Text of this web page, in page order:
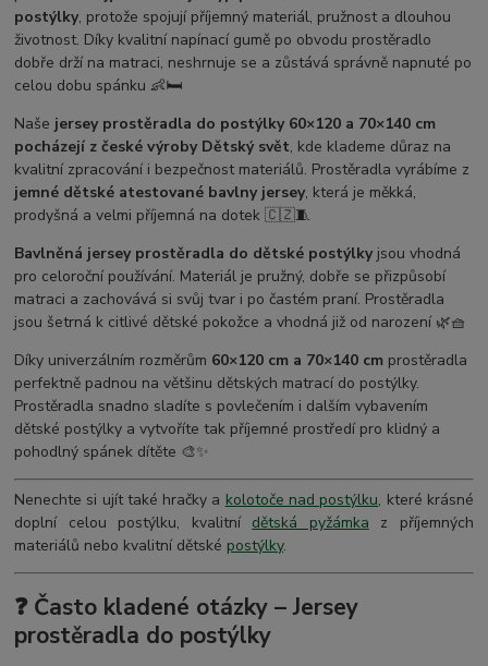
postýlky, protože spojují příjemný materiál, pružnost a dlouhou
životnost. Díky kvalitní napínací gumě po obvodu prostěradlo
dobře drží na matraci, neshrnuje se a zůstává správně napnuté po
celou dobu spánku 👶🛏️
Naše jersey prostěradla do postýlky 60×120 a 70×140 cm
pocházejí z české výroby Dětský svět, kde klademe důraz na
kvalitní zpracování i bezpečnost materiálů. Prostěradla vyrábíme z
jemné dětské atestované bavlny jersey, která je měkká,
prodyšná a velmi příjemná na dotek 🇨🇿🧵
Bavlněná jersey prostěradla do dětské postýlkyjsou vhodná
pro celoroční používání. Materiál je pružný, dobře se přizpůsobí
matraci a zachovává si svůj tvar i po častém praní. Prostěradla
jsou šetrná k citlivé dětské pokožce a vhodná již od narození 🌿🧺
Díky univerzálním rozměrům 60×120 cm a 70×140 cm prostěradla
perfektně padnou na většinu dětských matrací do postýlky.
Prostěradla snadno sladíte s povlečením i dalším vybavením
dětské postýlky a vytvoříte tak příjemné prostředí pro klidný a
pohodlný spánek dítěte 🎨✨
Nenechte si ujít také hračky a kolotoče nad postýlku, které krásné
doplní celou postýlku, kvalitní dětská pyžámka z příjemných
materiálů nebo kvalitní dětské postýlky.
❓ Často kladené otázky – Jersey
prostěradla do postýlky